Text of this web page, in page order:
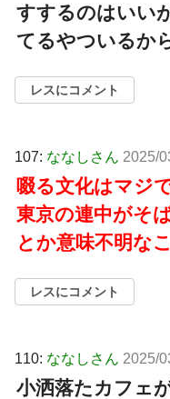
すするのはいい
てるやついるか
レスにコメント
107: ななしさん 2025/
啜る文化はマジ
東京の連中がそ
とか意味不明な
レスにコメント
110: ななしさん 2025/
小洒落たカフェ